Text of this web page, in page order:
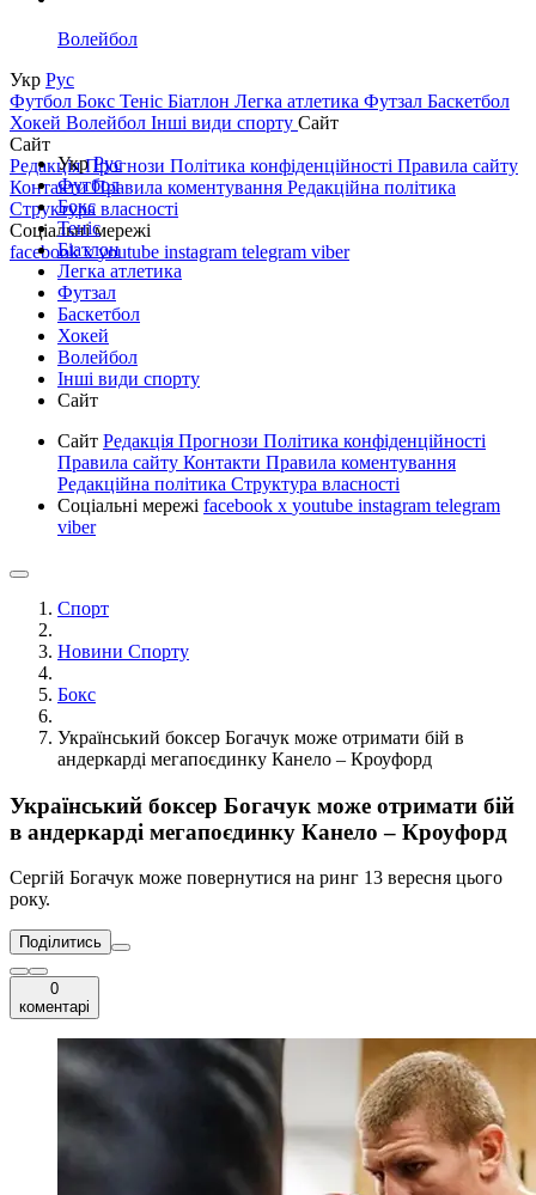
Волейбол
Укр Рус
Футбол Бокс Теніс Біатлон Легка атлетика Футзал Баскетбол
Хокей Волейбол Інші види спорту Сайт
Сайт
РедакціяПрогнози Політика конфіденційності Правила сайту
КонтактиПравила коментування Редакційна політика
Структура власності
Соціальні мережі
facebookxyoutube instagram telegram viber
УкрРус
Футбол
Бокс
Теніс
Біатлон
Легка атлетика
Футзал
Баскетбол
Хокей
Волейбол
Інші види спорту
Сайт
Сайт Редакція Прогнози Політика конфіденційності
Правила сайту Контакти Правила коментування
Редакційна політика Структура власності
Соціальні мережі facebook x youtube instagram telegram
viber
Спорт
Новини Спорту
Бокс
Український боксер Богачук може отримати бій в
андеркарді мегапоєдинку Канело – Кроуфорд
Український боксер Богачук може отримати бій
в андеркарді мегапоєдинку Канело – Кроуфорд
Сергій Богачук може повернутися на ринг 13 вересня цього
року.
Поділитись
0
коментарі